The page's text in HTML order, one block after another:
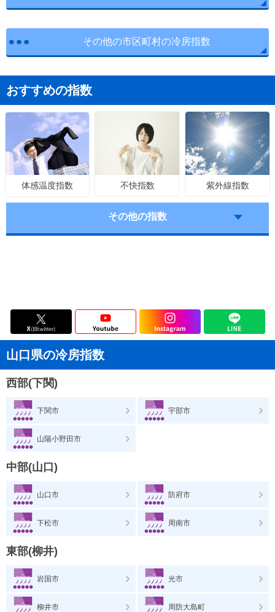
その他の市区町村の冷房指数
おすすめの指数
体感温度指数 不快指数 紫外線指数
その他の指数
山口県の冷房指数
西部(下関)
下関市 宇部市
山陽小野田市
中部(山口)
山口市 防府市
下松市 周南市
東部(柳井)
岩国市 光市
柳井市 周防大島町